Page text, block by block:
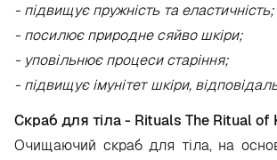
- підвищує пружність та еластичність;
- посилює природне сяйво шкіри;
- уповільнює процеси старіння;
- підвищує імунітет шкіри,
Скраб для тіла - Rituals The Ritual of
Очищаючий скраб для тіла, на